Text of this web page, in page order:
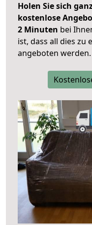
Holen Sie sich
kostenlose
2 Minuten bei
ist, dass all dies zu
angeboten werden.